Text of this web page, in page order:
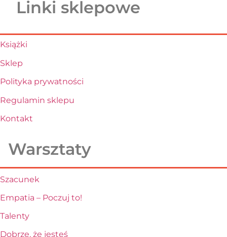
Linki sklepowe
Książki
Sklep
Polityka prywatności
Regulamin sklepu
Kontakt
Warsztaty
Szacunek
Empatia – Poczuj to!
Talenty
Dobrze, że jesteś